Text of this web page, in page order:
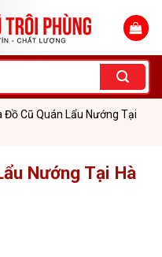
Đồ Cũ Quán Lẩu Nướng Tại
Nướng Tại Hà